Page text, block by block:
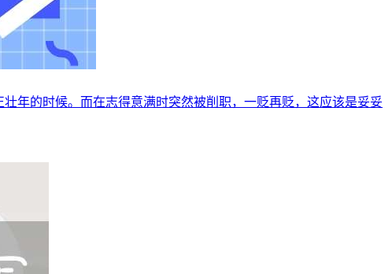
年的时候。而在志得意满时突然被削职，一贬再贬，这应该是妥妥